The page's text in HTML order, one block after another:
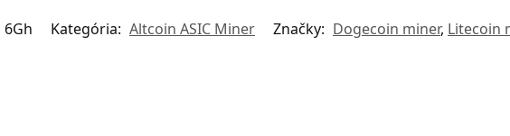
6Gh Kategória: Altcoin ASIC Miner Značky: Dogecoin miner, Litecoin